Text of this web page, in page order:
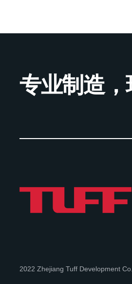
专业制造，
2022 Zhejiang Tuff Development